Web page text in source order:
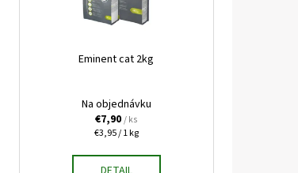
Eminent cat 2kg
Na objednávku
€7,90/ ks
Jednotková
€3,95 / 1 kg